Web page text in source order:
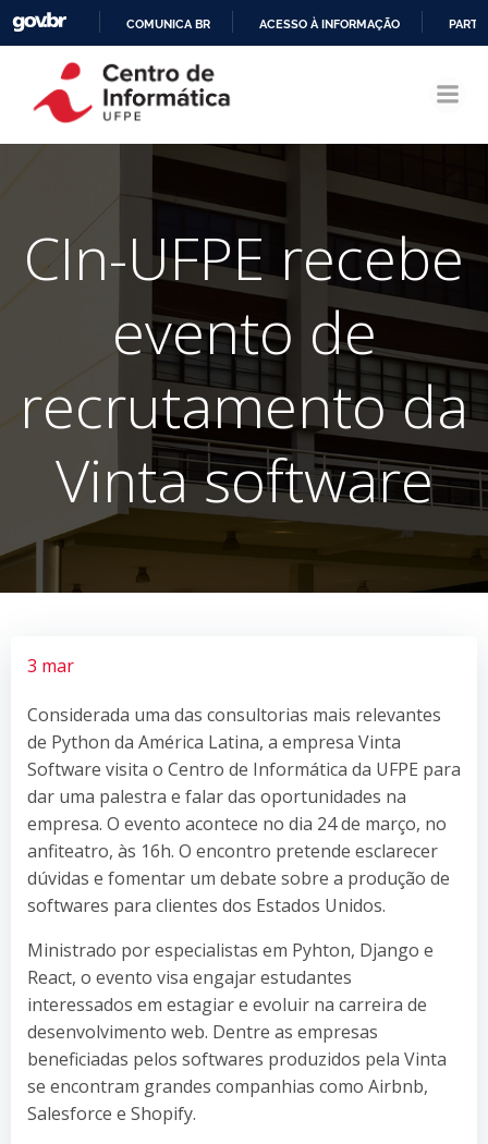
CONTEÚDO
COMUNICA BR ACESSO À INFORMAÇÃO
CIn-UFPE recebe
evento de
recrutamento da
Vinta software
3 mar
Considerada uma das consultorias mais relevantes
de Python da América Latina, a empresa Vinta
Software visita o Centro de Informática da UFPE para
dar uma palestra e falar das oportunidades na
empresa. O evento acontece no dia 24 de março, no
anfiteatro, às 16h. O encontro pretende esclarecer
dúvidas e fomentar um debate sobre a produção de
softwares para clientes dos Estados Unidos.
Ministrado por especialistas em Pyhton, Django e
React, o evento visa engajar estudantes
interessados em estagiar e evoluir na carreira de
desenvolvimento web. Dentre as empresas
beneficiadas pelos softwares produzidos pela Vinta
se encontram grandes companhias como Airbnb,
Salesforce e Shopify.